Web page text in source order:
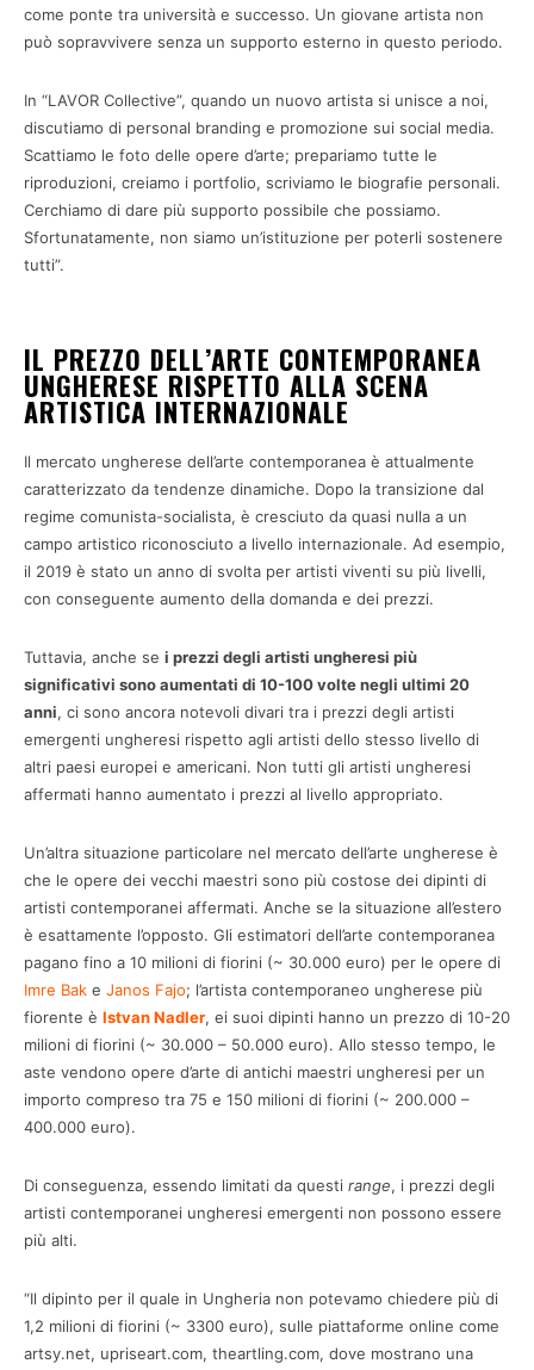
come ponte tra università e successo. Un giovane artista non
può sopravvivere senza un supporto esterno in questo periodo.
In “LAVOR Collective”, quando un nuovo artista si unisce a noi,
discutiamo di personal branding e promozione sui social media.
Scattiamo le foto delle opere d’arte; prepariamo tutte le
riproduzioni, creiamo i portfolio, scriviamo le biografie personali.
Cerchiamo di dare più supporto possibile che possiamo.
Sfortunatamente, non siamo un’istituzione per poterli sostenere
tutti”.
IL PREZZO DELL’ARTE CONTEMPORANEA
UNGHERESE RISPETTO ALLA SCENA
ARTISTICA INTERNAZIONALE
Il mercato ungherese dell’arte contemporanea è attualmente
caratterizzato da tendenze dinamiche. Dopo la transizione dal
regime comunista-socialista, è cresciuto da quasi nulla a un
campo artistico riconosciuto a livello internazionale. Ad esempio,
il 2019 è stato un anno di svolta per artisti viventi su più livelli,
con conseguente aumento della domanda e dei prezzi.
Tuttavia, anche se i prezzi degli artisti ungheresi più
significativi sono aumentati di 10-100 volte negli ultimi 20
anni, ci sono ancora notevoli divari tra i prezzi degli artisti
emergenti ungheresi rispetto agli artisti dello stesso livello di
altri paesi europei e americani. Non tutti gli artisti ungheresi
affermati hanno aumentato i prezzi al livello appropriato.
Un’altra situazione particolare nel mercato dell’arte ungherese è
che le opere dei vecchi maestri sono più costose dei dipinti di
artisti contemporanei affermati. Anche se la situazione all’estero
è esattamente l’opposto. Gli estimatori dell’arte contemporanea
pagano fino a 10 milioni di fiorini (~ 30.000 euro) per le opere di
Imre Bak e Janos Fajo; l’artista contemporaneo ungherese più
fiorente è Istvan Nadler, ei suoi dipinti hanno un prezzo di 10-20
milioni di fiorini (~ 30.000 – 50.000 euro). Allo stesso tempo, le
aste vendono opere d’arte di antichi maestri ungheresi per un
importo compreso tra 75 e 150 milioni di fiorini (~ 200.000 –
400.000 euro).
Di conseguenza, essendo limitati da questi range, i prezzi degli
artisti contemporanei ungheresi emergenti non possono essere
più alti.
“Il dipinto per il quale in Ungheria non potevamo chiedere più di
1,2 milioni di fiorini (~ 3300 euro), sulle piattaforme online come
artsy.net, upriseart.com, theartling.com, dove mostrano una